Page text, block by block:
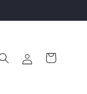
EinloggenWarenkorb